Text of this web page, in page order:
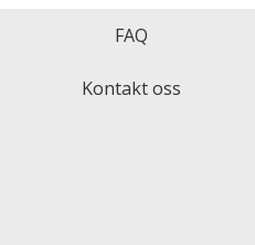
FAQ
Kontakt oss